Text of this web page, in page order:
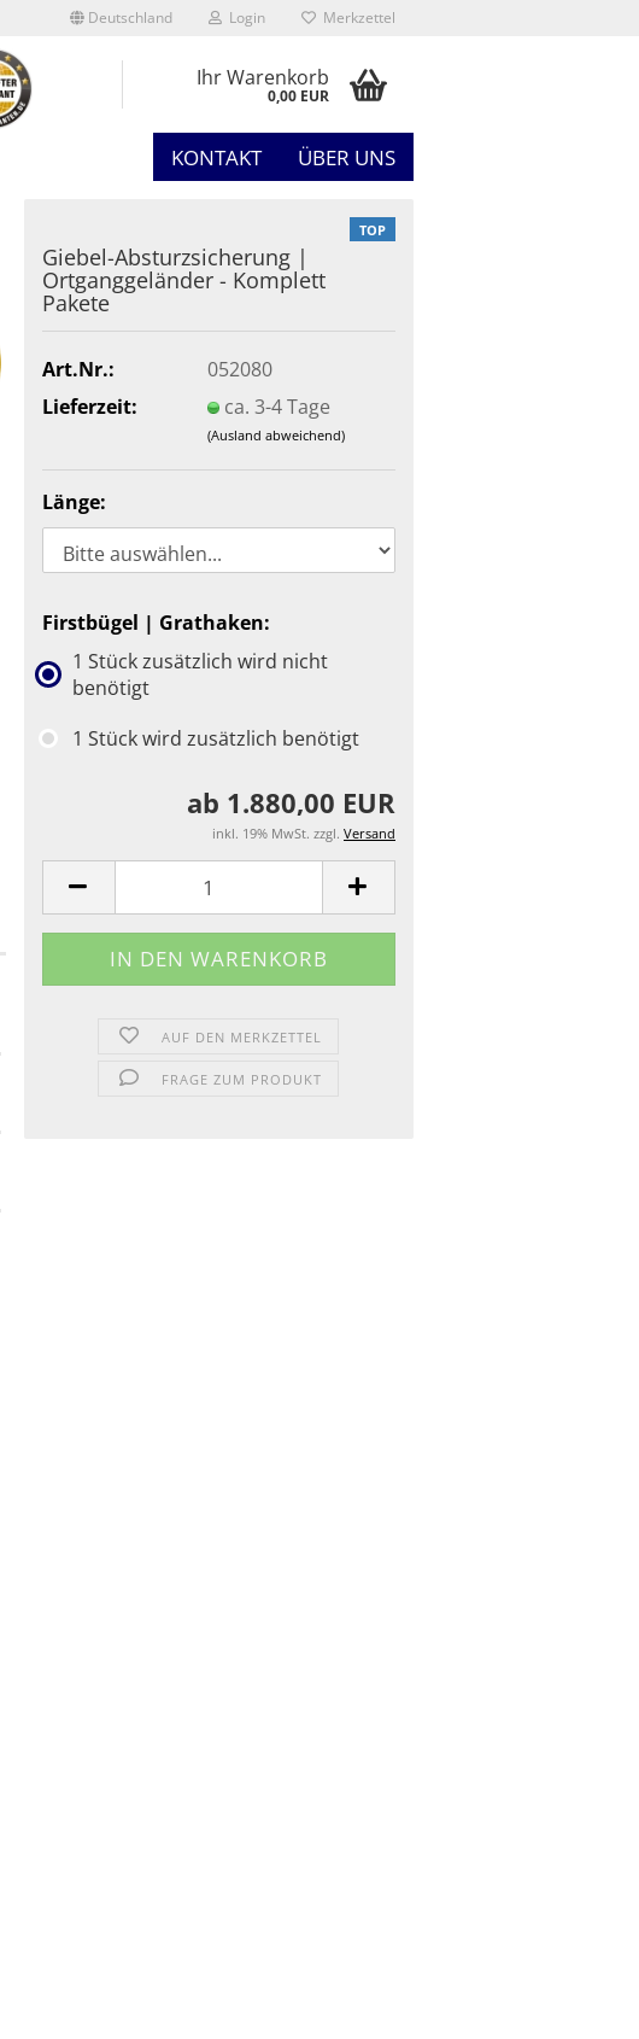
Deutschland Login Merkzettel
Ihr Warenkorb
0,00 EUR
KONTAKT ÜBER UNS
TOP
Giebel-Absturzsicherung |
Ortganggeländer - Komplett
Pakete
Art.Nr.:
052080
Lieferzeit:
ca. 3-4 Tage
(Ausland abweichend)
Länge:
Firstbügel | Grathaken:
1 Stück zusätzlich wird nicht
benötigt
1 Stück wird zusätzlich benötigt
ab 1.880,00 EUR
inkl. 19% MwSt. zzgl. Versand
AUF DEN MERKZETTEL
FRAGE ZUM PRODUKT